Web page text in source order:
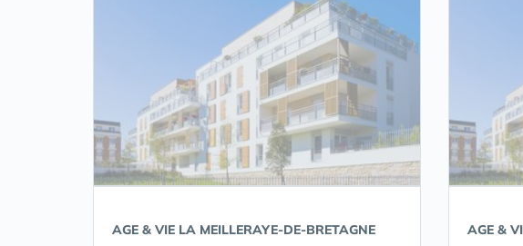
AGE & VIE LA MEILLERAYE-DE-BRETAGNE AGE &